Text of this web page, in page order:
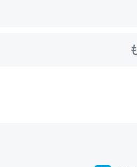
Googleマップで位置情報を